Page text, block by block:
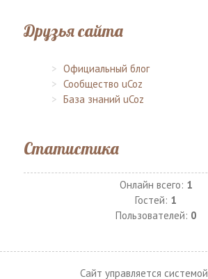
Друзья сайта
Официальный блог
Сообщество uCoz
База знаний uCoz
Статистика
Онлайн всего: 1
Гостей: 1
Пользователей: 0
Сайт управляется системой